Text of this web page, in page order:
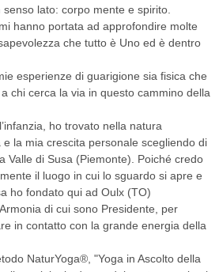
lato: corpo mente e spirito.
hanno portata ad approfondire molte
che tutto è Uno ed è dentro
esperienze di guarigione sia fisica che
chi cerca la via in questo cammino della
ho trovato nella natura
la mia crescita personale scegliendo di
Valle di Susa (Piemonte). Poiché credo
il luogo in cui lo sguardo si apre e
ho fondato qui ad Oulx (TO)
di cui sono Presidente, per
in contatto con la grande energia della
NaturYoga®, "Yoga in Ascolto della